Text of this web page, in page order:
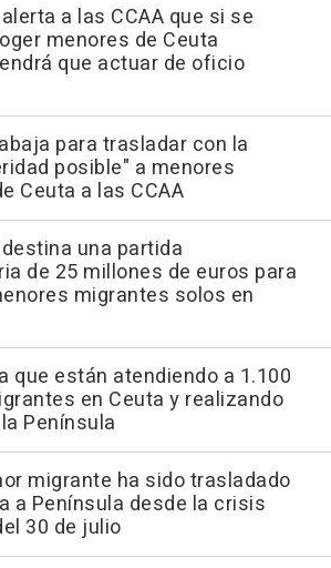
a las CCAA que si se
menores de Ceuta
que actuar de oficio
para trasladar con la
posible" a menores
Ceuta a las CCAA
una partida
de 25 millones de euros para
migrantes solos en
que están atendiendo a 1.100
en Ceuta y realizando
Península
migrante ha sido trasladado
a Península desde la crisis
30 de julio